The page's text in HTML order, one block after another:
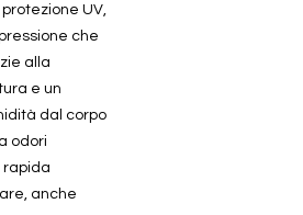
UV,
che
alla
e un
dal corpo
odori
rapida
anche